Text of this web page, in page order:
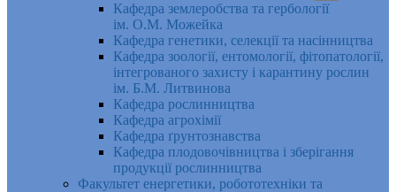
Кафедра землеробства та гербології
ім. О.М. Можейка
Кафедра генетики, селекції та насінництва
Кафедра зоології, ентомології, фітопатології,
інтегрованого захисту і карантину рослин
ім. Б.М. Литвинова
Кафедра рослинництва
Кафедра агрохімії
Кафедра ґрунтознавства
Кафедра плодовочівництва і зберігання
продукції рослинництва
Факультет енергетики, робототехніки та